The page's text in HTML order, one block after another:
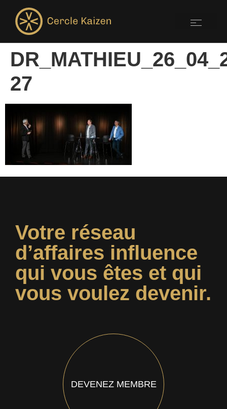
27
Votre réseau
d’affaires influence
qui vous êtes et qui
vous voulez devenir.
DEVENEZ MEMBRE